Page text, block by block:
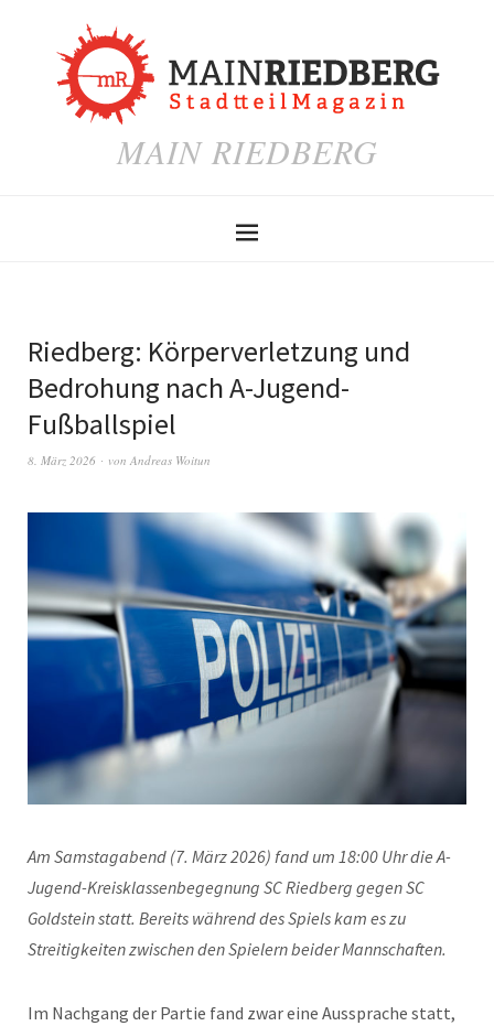
MAIN RIEDBERG
Riedberg: Körperverletzung und
Bedrohung nach A-Jugend-
Fußballspiel
8. März 2026 von Andreas Woitun
Am Samstagabend (7. März 2026) fand um 18:00 Uhr die A-
Jugend-Kreisklassenbegegnung SC Riedberg gegen SC
Goldstein statt. Bereits während des Spiels kam es zu
Streitigkeiten zwischen den Spielern beider Mannschaften.
Im Nachgang der Partie fand zwar eine Aussprache statt,